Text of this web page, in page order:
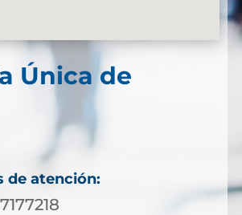
Única de
de atención: